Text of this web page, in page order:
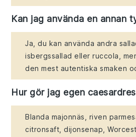
Kan jag använda en annan
Ja, du kan använda andra
isbergssallad eller ruccola,
den mest autentiska smaken
Hur gör jag egen
Blanda majonnäs, riven
citronsaft, dijonsenap,